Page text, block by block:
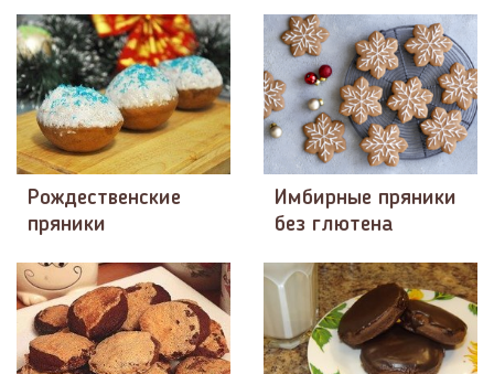
Рождественские
пряники
Имбирные пряники
без глютена